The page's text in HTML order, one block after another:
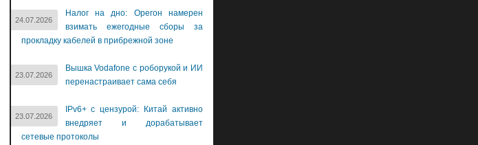
24.07.2026
Налог на дно: Орегон намерен
взимать ежегодные сборы за
прокладку кабелей в прибрежной зоне
23.07.2026
Вышка Vodafone с роборукой и ИИ
перенастраивает сама себя
23.07.2026
IPv6+ с цензурой: Китай активно
внедряет и дорабатывает
сетевые протоколы